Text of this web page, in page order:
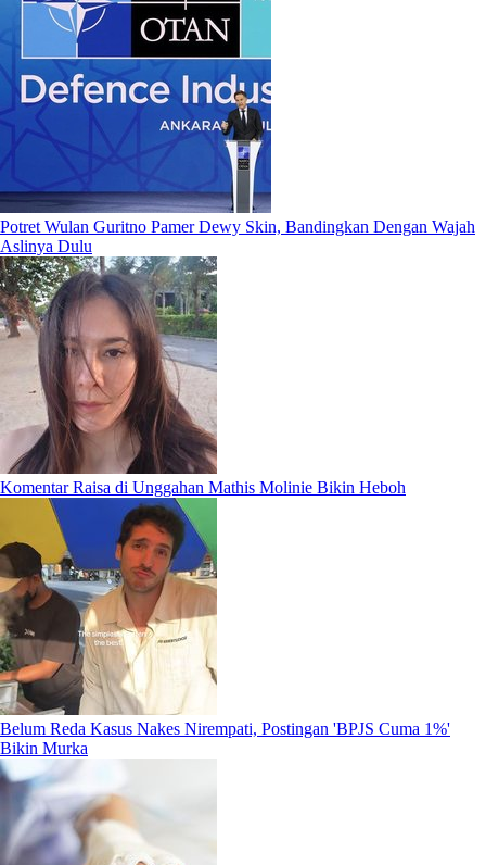
Potret Wulan Guritno Pamer Dewy Skin, Bandingkan Dengan Wajah
Aslinya Dulu
Komentar Raisa di Unggahan Mathis Molinie Bikin Heboh
Belum Reda Kasus Nakes Nirempati, Postingan 'BPJS Cuma 1%'
Bikin Murka